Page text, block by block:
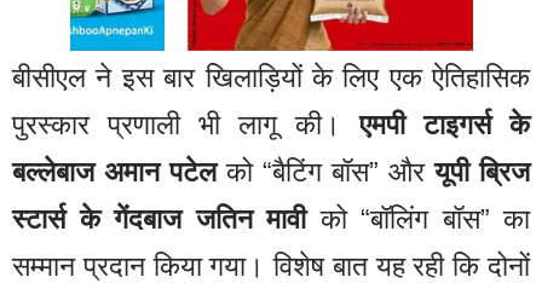
बीसीएल ने इस बार खिलाड़ियों के लिए एक ऐतिहासिक
पुरस्कार प्रणाली भी लागू की।एमपी टाइगर्स के
बल्लेबाज अमान पटेलको “बैटिंग बॉस” औरयूपी ब्रिज
स्टार्स के गेंदबाज जतिन मावीको “बॉलिंग बॉस” का
सम्मान प्रदान किया गया। विशेष बात यह रही कि दोनों